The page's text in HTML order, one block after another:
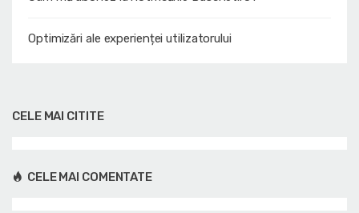
Optimizări ale experienței utilizatorului
CELE MAI CITITE
CELE MAI COMENTATE